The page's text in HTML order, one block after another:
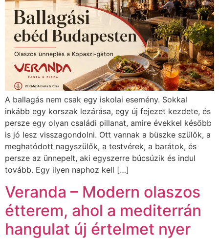
A ballagás nem csak egy iskolai esemény. Sokkal
inkább egy korszak lezárása, egy új fejezet kezdete, és
persze egy olyan családi pillanat, amire évekkel később
is jó lesz visszagondolni. Ott vannak a büszke szülők, a
meghatódott nagyszülők, a testvérek, a barátok, és
persze az ünnepelt, aki egyszerre búcsúzik és indul
tovább. Egy ilyen naphoz kell […]
Veranda – Modern olaszos
étterem, ahol a mediterrán
hangulat új értelmet nyer